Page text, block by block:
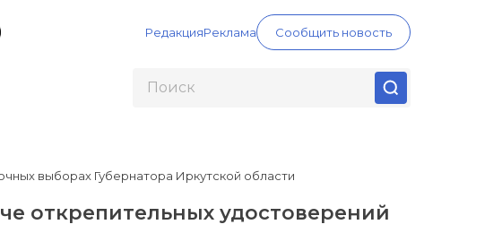
РедакцияРеклама Сообщить новость
выборах Губернатора Иркутской области
открепительных удостоверений